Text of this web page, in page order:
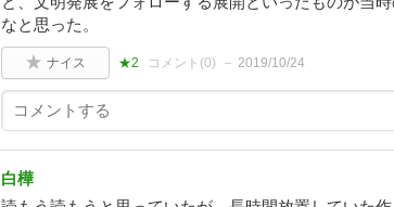
なと思った。
ナイス ★2 コメント(0) 2019/10/24
白樺